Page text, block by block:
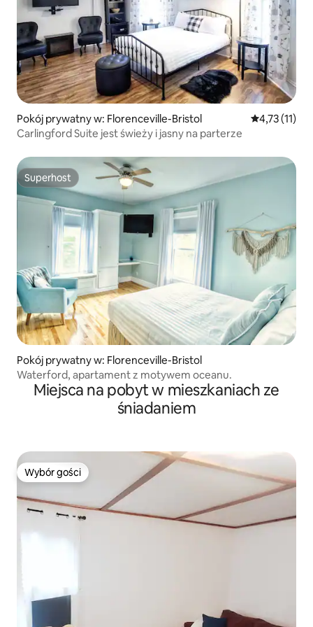
Pokój prywatny w: Florenceville-Bristol Średnia
4,73 (11)
Carlingford Suite jest świeży i jasny na parterze
Superhost
Superhost
Pokój prywatny w: Florenceville-Bristol
Waterford, apartament z motywem oceanu.
Miejsca na pobyt w mieszkaniach ze
śniadaniem
Wybór gości
Wybór gości